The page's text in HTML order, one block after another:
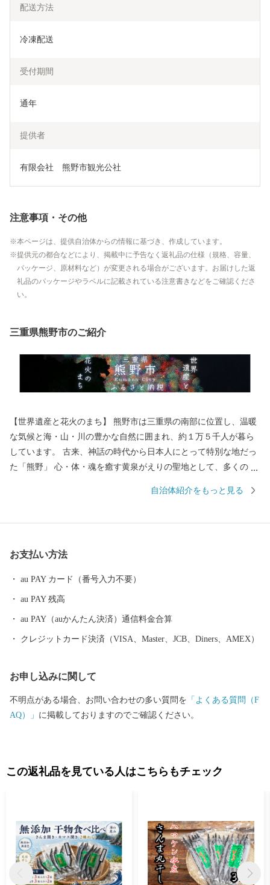
配送方法
冷凍配送
受付期間
通年
提供者
有限会社　熊野市観光公社
注意事項・その他
本ページは、提供自治体からの情報に基づき、作成しています。
提供元の都合などにより、掲載中に予告なく返礼品の仕様（規格、容量、
パッケージ、原材料など）が変更される場合がございます。お届けした返
礼品のパッケージやラベルに記載されている注意書きなどをご確認くださ
い。
三重県熊野市のご紹介
【世界遺産と花火のまち】 熊野市は三重県の南部に位置し、温暖
な気候と海・山・川の豊かな自然に囲まれ、約１万５千人が暮ら
しています。 古来、神話の時代から日本人にとって特別な地だっ
た「熊野」 心・体・魂を癒す黄泉がえりの聖地として、多くの
「熊野古道」 海を見下ろすような巨岩の「獅子岩」 日本最古の神
余年もの伝統を誇り、約１万発の大迫力の花火や 世界遺産に轟く
音と光を楽しもうと 全国から多くの人が訪れます。
自治体紹介をもっと見る
お支払い方法
au PAY カード（番号入力不要）
au PAY 残高
au PAY（auかんたん決済）通信料金合算
クレジットカード決済（VISA、Master、JCB、Diners、AMEX）
お申し込みに関して
不明点がある場合、お問い合わせの多い質問を 「よくある質問（F
AQ）」 に掲載しておりますのでご確認ください。
この返礼品を見ている人はこちらもチェック